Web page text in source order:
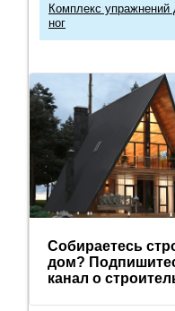
Комплекс упражнений
ног
Собираетесь
дом?
канал о